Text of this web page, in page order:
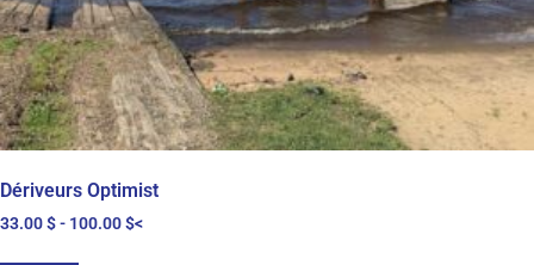
Dériveurs Optimist
33.00$- 100.00$<